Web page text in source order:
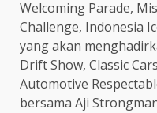
Welcoming Parade,
Challenge, Indonesia
yang akan
Drift Show, Classic
Automotive
bersama Aji